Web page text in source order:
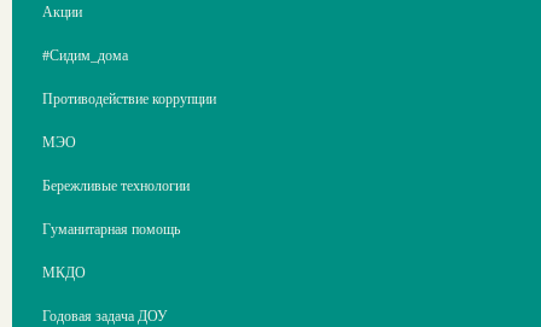
Акции
#Сидим_дома
Противодействие коррупции
МЭО
Бережливые технологии
Гуманитарная помощь
МКДО
Годовая задача ДОУ